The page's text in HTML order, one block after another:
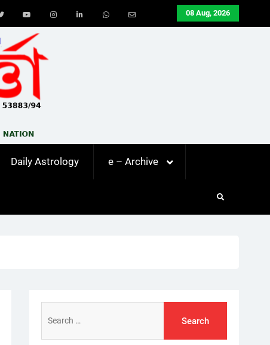
08 Aug, 2026
Youtube
Daily Astrology e – Archive
for: